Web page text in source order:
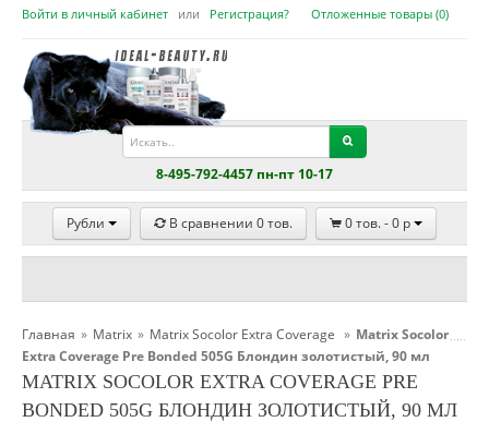
Войти в личный кабинет или Регистрация? Отложенные товары (0)
8-495-792-4457 пн-пт 10-17
Рубли В сравнении 0тов. 0тов. -0 p
Главная » Matrix » Matrix Socolor Extra Coverage » Matrix Socolor
Extra Coverage Pre Bonded 505G Блондин золотистый, 90 мл
MATRIX SOCOLOR EXTRA COVERAGE PRE
BONDED 505G БЛОНДИН ЗОЛОТИСТЫЙ, 90 МЛ